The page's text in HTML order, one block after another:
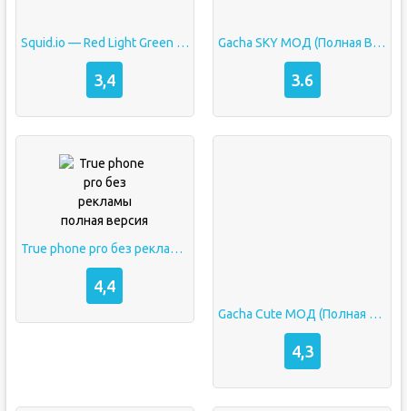
Squid.io — Red Light Green Light Multiplayer
3,4
Gacha SKY МОД (Полная Версия, Без Рекламы)
3.6
True phone pro без рекламы полная версия
4,4
Gacha Cute МОД (Полная Версия, Без Рекламы)
4,3